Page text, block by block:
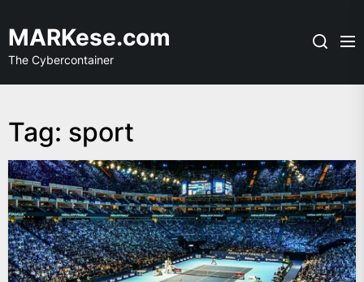
to
the
content
MARKese.com
The Cybercontainer
Tag: sport